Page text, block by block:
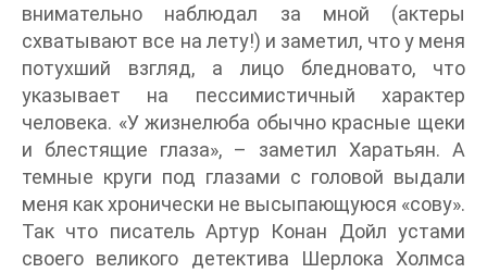
внимательно наблюдал за мной (актеры
схватывают все на лету!) и заметил, что у меня
потухший взгляд, а лицо бледновато, что
указывает на пессимистичный характер
человека. «У жизнелюба обычно красные щеки
и блестящие глаза», – заметил Харатьян. А
темные круги под глазами с головой выдали
меня как хронически не высыпающуюся «сову».
Так что писатель Артур Конан Дойл устами
своего великого детектива Шерлока Холмса